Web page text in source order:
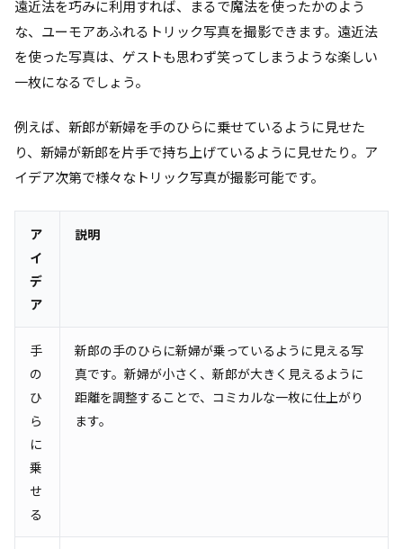
遠近法を巧みに利用すれば、まるで魔法を使ったかのよう
な、ユーモアあふれるトリック写真を撮影できます。遠近法
を使った写真は、ゲストも思わず笑ってしまうような楽しい
一枚になるでしょう。
例えば、新郎が新婦を手のひらに乗せているように見せた
り、新婦が新郎を片手で持ち上げているように見せたり。ア
イデア次第で様々なトリック写真が撮影可能です。
ア
イ
デ
ア
説明
手
の
ひ
ら
に
乗
せ
る
新郎の手のひらに新婦が乗っているように見える写
真です。新婦が小さく、新郎が大きく見えるように
距離を調整することで、コミカルな一枚に仕上がり
ます。